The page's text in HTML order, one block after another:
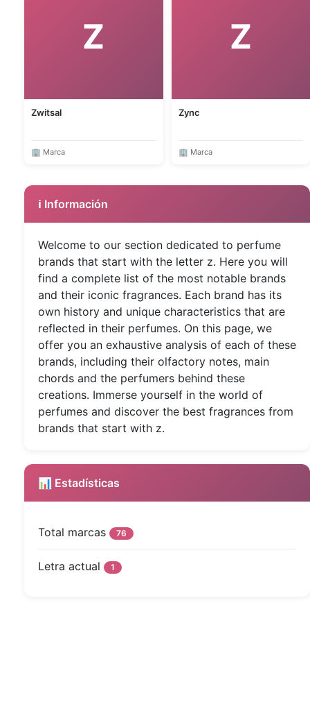
Z
Zwitsal
🏢 Marca
Z
Zync
🏢 Marca
ℹ️ Información
Welcome to our section dedicated to perfume
brands that start with the letter z. Here you will
find a complete list of the most notable brands
and their iconic fragrances. Each brand has its
own history and unique characteristics that are
reflected in their perfumes. On this page, we
offer you an exhaustive analysis of each of these
brands, including their olfactory notes, main
chords and the perfumers behind these
creations. Immerse yourself in the world of
perfumes and discover the best fragrances from
brands that start with z.
📊 Estadísticas
Total marcas 76
Letra actual 1